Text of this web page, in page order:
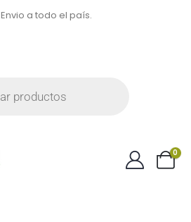
Envio a todo el país.
0